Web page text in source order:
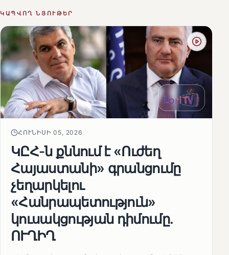
ԿԱՊՎՈՂ ՆՅՈՒԹԵՐ
ՀՈՒՆԻՍԻ 05, 2026
ԿԸՀ-ն քննում է «Ուժեղ
Հայաստանի» գրանցումը
չեղարկելու
«Հանրապետություն»
կուսակցության դիմումը.
ՈՒՂԻՂ